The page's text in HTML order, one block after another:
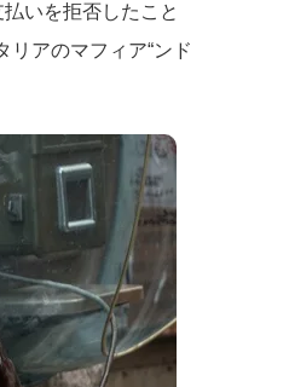
いを拒否したこと
リアのマフィア“ンド